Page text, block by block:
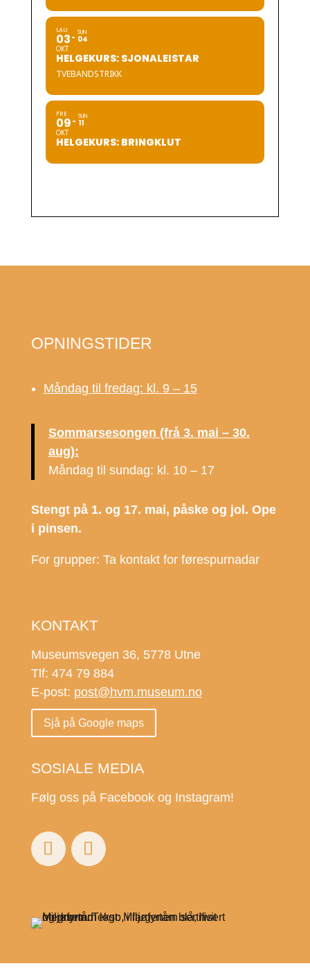
LAU
03
OKT
SUN
04
HELGEKURS: SJONALEISTAR
TVEBANDSTRIKK
FRE
09
OKT
SUN
11
HELGEKURS: BRINGKLUT
OPNINGSTIDER
Måndag til fredag: kl. 9 – 15
Sommarsesongen (frå 3. mai – 30.
aug):
Måndag til sundag: kl. 10 – 17
Stengt på 1. og 17. mai, påske og jol. Ope
i pinsen.
For grupper: Ta kontakt for førespurnadar
KONTAKT
Museumsvegen 36, 5778 Utne
Tlf: 474 79 884
E-post: post@hvm.museum.no
Sjå på Google maps
SOSIALE MEDIA
Følg oss på Facebook og Instagram!